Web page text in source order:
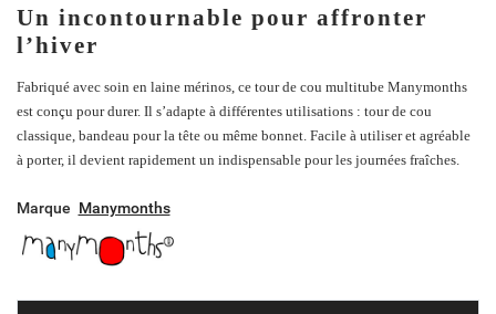
Un incontournable pour affronter
l’hiver
Fabriqué avec soin en laine mérinos, ce tour de cou multitube Manymonths
est conçu pour durer. Il s’adapte à différentes utilisations : tour de cou
classique, bandeau pour la tête ou même bonnet. Facile à utiliser et agréable
à porter, il devient rapidement un indispensable pour les journées fraîches.
Marque Manymonths